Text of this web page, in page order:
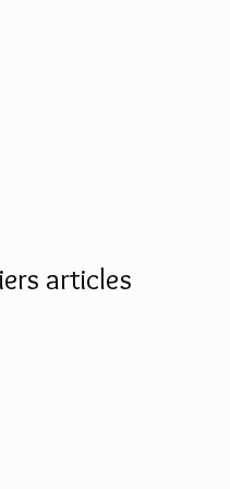
articles